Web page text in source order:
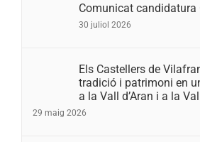
Comunicat candidatura
30 juliol 2026
Els Castellers de
tradició i patrimoni en
a la Vall d’Aran i a la
29 maig 2026